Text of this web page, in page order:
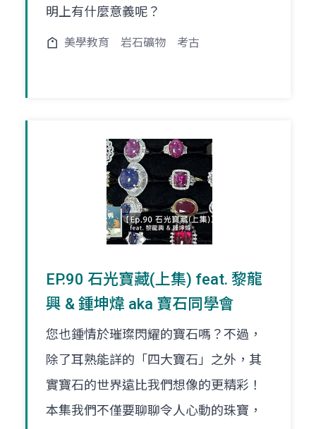
明上有什麼意義呢？
美學教育 岩石礦物 考古
EP.90 石光寶藏(上集) feat. 黎龍
興 & 鍾坤煒 aka 寶石同學會
您也鍾情於璀璨閃耀的寶石嗎？不過，
除了耳熟能詳的「四大寶石」之外，其
實寶石的世界遠比我們想像的更精彩！
本集我們不僅要聊聊令人心動的珠寶，